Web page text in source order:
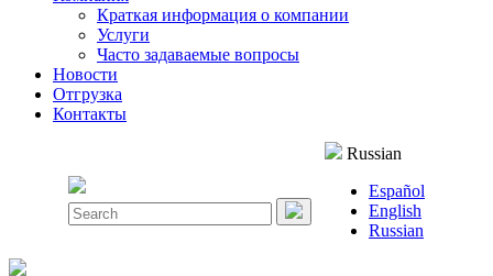
Краткая информация о компании
Услуги
Часто задаваемые вопросы
Новости
Отгрузка
Контакты
Search
for:
Russian
Español
English
Russian